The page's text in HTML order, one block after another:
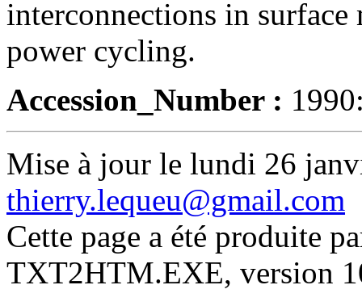
interconnections in surface
power cycling.
Accession_Number :
Mise à jour le lundi 26
thierry.lequeu@gmail.com
Cette page a été produite
TXT2HTM.EXE, version